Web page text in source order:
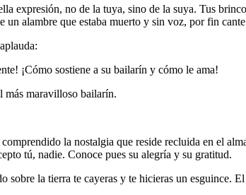
expresión, no de la tuya, sino de la suya. Tus
un alambre que estaba muerto y sin voz, por fin
¡Cómo sostiene a su bailarín y cómo le ama!
más maravilloso bailarín.
la nostalgia que reside recluida en el
tú, nadie. Conoce pues su alegría y su gratitud.
sobre la tierra te cayeras y te hicieras un esguince.